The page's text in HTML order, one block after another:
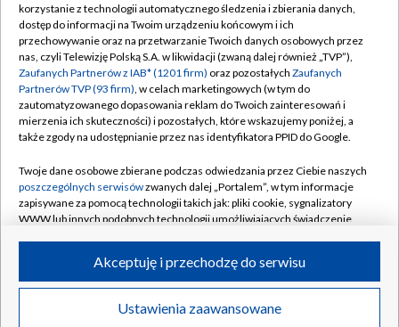
TVP
Abonament TVP
Emisja w TVP
Centrum informacji TVP
Naziemna Telewizja Cyfrowa
Rada Programowa
System NOS
Informacje o nadawcy
Program dla prasy
Regulamin TVP
Polityka prywatności
Moje zgody
Pomoc
Kontakt
Kanały
©2026 Telewizja Polska S.A. w likwidacji
korzystanie z technologii automatycznego śledzenia i zbierania danych,
dostęp do informacji na Twoim urządzeniu końcowym i ich
przechowywanie oraz na przetwarzanie Twoich danych osobowych przez
nas, czyli Telewizję Polską S.A. w likwidacji (zwaną dalej również „TVP”),
Zaufanych Partnerów z IAB* (1201 firm) oraz pozostałych Zaufanych
Partnerów TVP (93 firm), w celach marketingowych (w tym do
zautomatyzowanego dopasowania reklam do Twoich zainteresowań i
mierzenia ich skuteczności) i pozostałych, które wskazujemy poniżej, a
także zgody na udostępnianie przez nas identyfikatora PPID do Google.
Twoje dane osobowe zbierane podczas odwiedzania przez Ciebie naszych
poszczególnych serwisówzwanych dalej „Portalem”, w tym informacje
zapisywane za pomocą technologii takich jak: pliki cookie, sygnalizatory
WWW lub innych podobnych technologii umożliwiających świadczenie
ruchu w Internecie.
Twoje dane osobowe zbierane podczas odwiedzania przez Ciebie
poszczególnych serwisówna Portalu, takie jak adresy IP, identyfikatory
Ustawienia zaawansowane
Akceptuję i przechodzę do serwisu